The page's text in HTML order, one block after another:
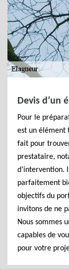
Devis d’un
Pour le
est un élément
fait pour
prestataire,
d’intervention.
parfaitement
objectifs du
invitons de ne
Nous sommes
capables de
pour votre